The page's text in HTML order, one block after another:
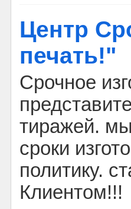
Центр
печать!"
Срочное
тиражей.
сроки
политику.
Клиентом!!!